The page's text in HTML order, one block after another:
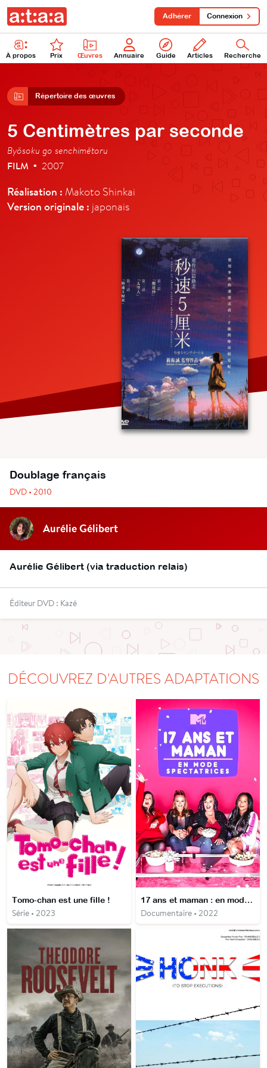
À propos Prix Œuvres Annuaire Guide Articles Recherche
Adhérer Connexion
Répertoire des œuvres
5 Centimètres par seconde
Byōsoku go senchimētoru
FILM • 2007
Réalisation : Makoto Shinkai
Version originale : japonais
Doublage français
DVD • 2010
Aurélie Gélibert
Aurélie Gélibert (via traduction relais)
Éditeur DVD : Kazé
DÉCOUVREZ D'AUTRES ADAPTATIONS
Tomo-chan est une fille !
Série • 2023
17 ans et maman : en mode spectatrices
Documentaire • 2022